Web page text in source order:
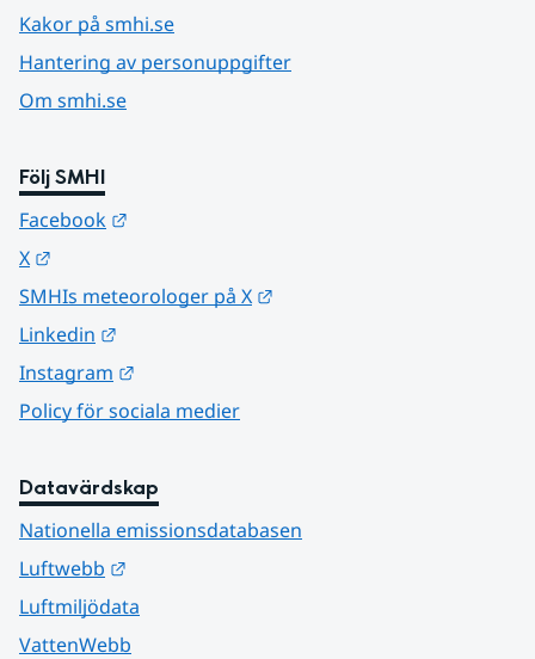
Kakor på smhi.se
Hantering av personuppgifter
Om smhi.se
Följ SMHI
Facebook
X
SMHIs meteorologer på X
Linkedin
Instagram
Policy för sociala medier
Datavärdskap
Nationella emissionsdatabasen
Luftwebb
Luftmiljödata
VattenWebb